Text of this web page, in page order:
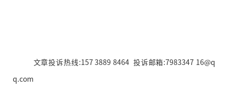
文章投诉热线:157 3889 8464 投诉邮箱:7983347 16@q
q.com